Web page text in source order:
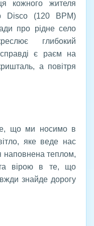
кожного жителя
Disco (120 BPM)
про рідне село
глибокий
є раєм на
а повітря
що ми носимо в
яке веде нас
наповнена теплом,
та вірою в те, що
знайде дорогу